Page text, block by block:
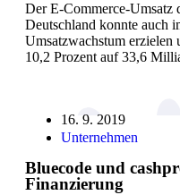
Der E-Commerce-Umsatz
Deutschland konnte auch
Umsatzwachstum erzielen
10,2 Prozent auf 33,6
16. 9. 2019
Unternehmen
Bluecode und
Finanzierung